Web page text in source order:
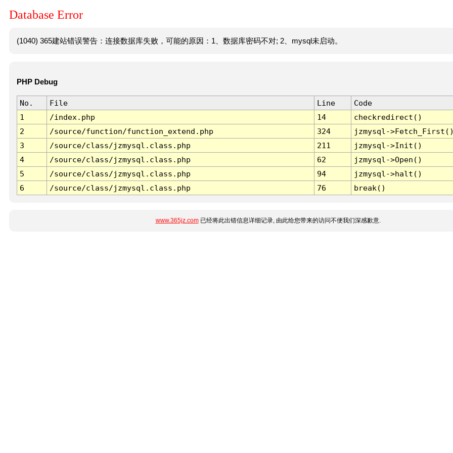
Database Error
(1040) 365建站错误警告：连接数据库失败，可能的原因：1、数据库密码不对; 2、mysql未启动。
PHP Debug
No. File Line
Code
1
/index.php 14
checkredirect()
2
/source/function/function_extend.php 324
jzmysql-
3
/source/class/jzmysql.class.php 211
jzmysql->Init()
4
/source/class/jzmysql.class.php 62
jzmysql->Open()
5
/source/class/jzmysql.class.php 94
jzmysql->halt()
6
/source/class/jzmysql.class.php 76 break()
www.365jz.com已经将此出错信息详细记录, 由此给您带来的访问不便我们深感歉意.